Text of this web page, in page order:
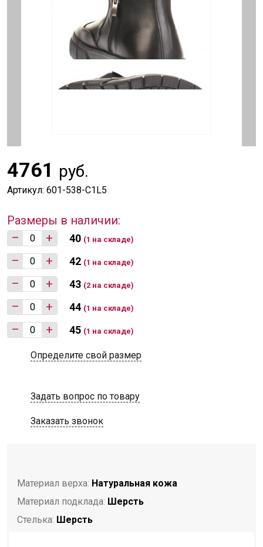
4761 руб.
Артикул: 601-538-C1L5
Размеры в наличии:
–
+ 40 (1 на складе)
– + 42 (1 на складе)
– + 43 (2 на складе)
– + 44 (1 на складе)
– + 45 (1 на складе)
Определите свой размер
Задать вопрос по товару
Заказать звонок
Материал верха: Натуральная кожа
Материал подклада: Шерсть
Стелька: Шерсть